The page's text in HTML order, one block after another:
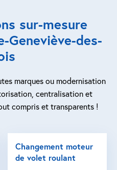
sur-mesure
Geneviève-des-
marques ou modernisation
centralisation et
compris et transparents !
Changement moteur
de volet roulant